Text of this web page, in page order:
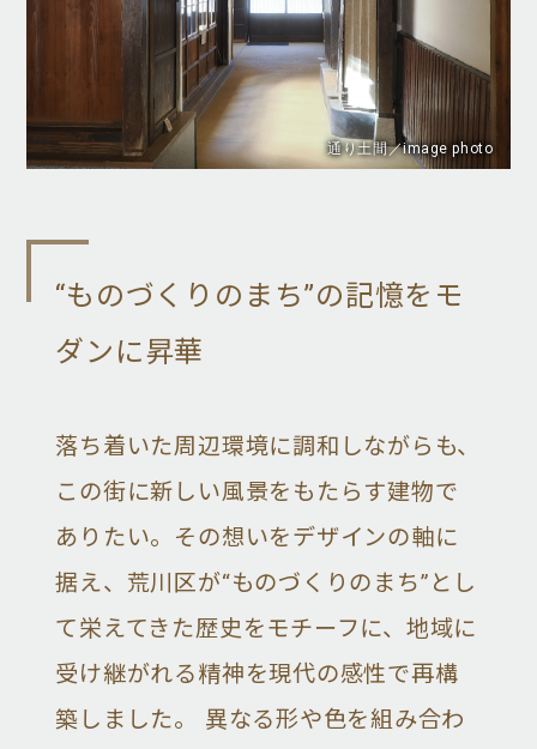
通り土間／image photo
“ものづくりのまち”の記憶をモ
ダンに昇華
落ち着いた周辺環境に調和しながらも、
この街に新しい風景をもたらす建物で
ありたい。その想いをデザインの軸に
据え、荒川区が“ものづくりのまち”とし
て栄えてきた歴史をモチーフに、地域に
受け継がれる精神を現代の感性で再構
築しました。 異なる形や色を組み合わ